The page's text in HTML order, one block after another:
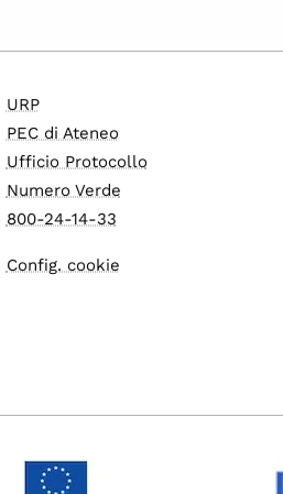
URP
PEC di Ateneo
Ufficio Protocollo
Numero Verde
800-24-14-33
Config. cookie